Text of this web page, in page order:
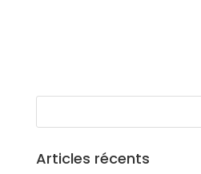
Articles récents